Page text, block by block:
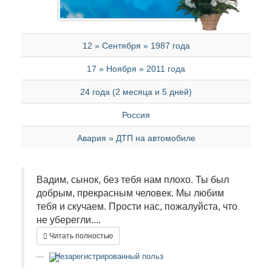
12 » Сентября » 1987 года
17 » Ноября » 2011 года
24 года (2 месяца и 5 дней)
Россия
Авария » ДТП на автомобиле
Вадим, сынок, без тебя нам плохо. Ты был
добрым, прекрасным человек. Мы любим
тебя и скучаем. Прости нас, пожалуйста, что
не уберегли....
Читать полностью
Незарегистрированный польз